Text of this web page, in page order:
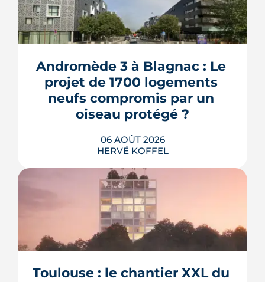
Andromède 3 à Blagnac : Le
projet de 1700 logements
neufs compromis par un
oiseau protégé ?
06 AOÛT 2026
HERVÉ KOFFEL
La troisième et dernière phase de
l'écoquartier Andromède doit livrer
près de 1 700 logements à partir de
protégé, la cisticole des joncs, contraint
Toulouse : le chantier XXL du